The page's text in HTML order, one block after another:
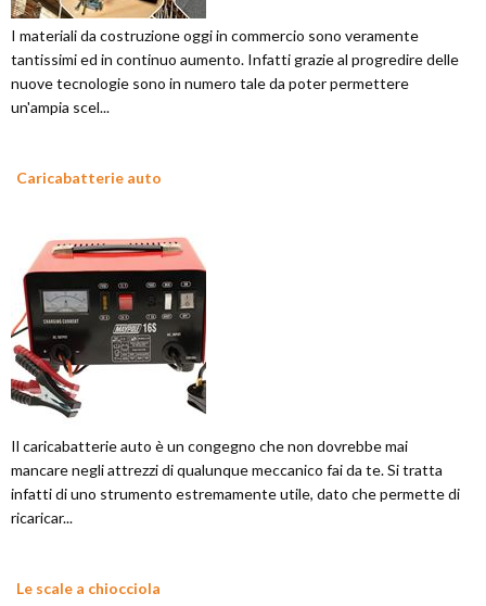
I materiali da costruzione oggi in commercio sono veramente
tantissimi ed in continuo aumento. Infatti grazie al progredire delle
nuove tecnologie sono in numero tale da poter permettere
un'ampia scel...
Caricabatterie auto
Il caricabatterie auto è un congegno che non dovrebbe mai
mancare negli attrezzi di qualunque meccanico fai da te. Si tratta
infatti di uno strumento estremamente utile, dato che permette di
ricaricar...
Le scale a chiocciola